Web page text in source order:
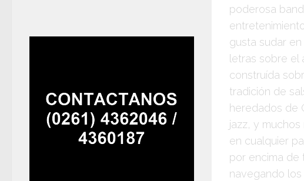
poderosa
gusta sudar
letras sobre el
construída
tradición de
heredados de
jazz, y
en cualquier
por encima de
navegando